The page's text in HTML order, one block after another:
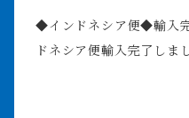
◆インドネシア便◆輸入
ドネシア便輸入完了しま
いたします念のため薬浴